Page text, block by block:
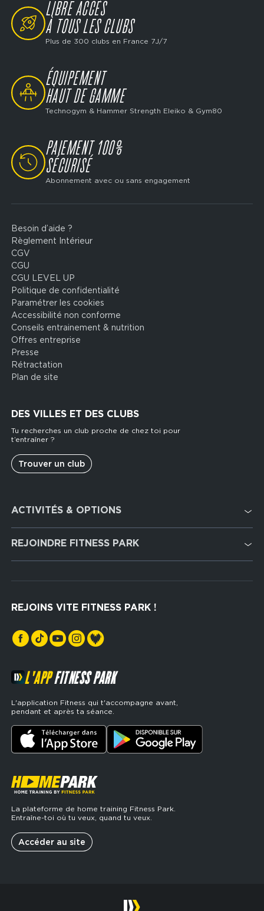
SVG
LIBRE ACCÈS
À TOUS LES CLUBS
Plus de 300 clubs en France 7J/7
SVG
ÉQUIPEMENT
HAUT DE GAMME
Technogym & Hammer Strength Eleiko & Gym80
SVG
PAIEMENT 100%
SÉCURISÉ
Abonnement avec ou sans engagement
Footer
legal
Besoin d’aide ?
Règlement Intérieur
CGV
CGU
CGU LEVEL UP
Politique de confidentialité
Paramétrer les cookies
Accessibilité non conforme
Conseils entrainement & nutrition
Offres entreprise
Presse
Rétractation
Plan de site
DES VILLES ET DES CLUBS
Tu recherches un club proche de chez toi pour
t’entraîner ?
Trouver un club
services
ACTIVITÉS & OPTIONS
Cardio Training
Musculation
Hyrox Zone
Cross Training
REJOINDRE FITNESS PARK
REJOINS VITE FITNESS PARK !
L'APPFITNESS PARK
L'application Fitness qui t'accompagne avant,
pendant et après ta séance.
La plateforme de home training Fitness Park.
Entraîne-toi où tu veux, quand tu veux.
Accéder au site